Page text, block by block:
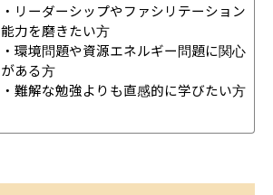
・リーダーシップやファシリテーション
能力を磨きたい方
・環境問題や資源エネルギー問題に関心
がある方
・難解な勉強よりも直感的に学びたい方